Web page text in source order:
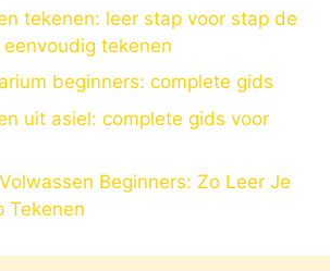
tekenen: leer stap voor stap de
tekenen
beginners: complete gids
uit asiel: complete gids voor
Beginners: Zo Leer Je
Tekenen